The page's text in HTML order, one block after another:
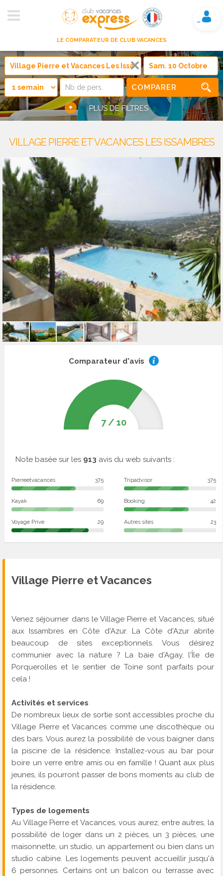
LE COMPARATEUR DE CLUB VACANCES
Mon compte
COMPARER
+ PLUS DE FILTRES
VILLAGE PIERRE ET VACANCES LES ISSAMBRES
Comparateur d'avis
7/ 10
Note basée sur les 913 avis du web suivants :
Pierreetvacances 375 Tripadvisor 375
Kayak 69 Booking 42
Voyage Prive 29 Autres sites 23
Village Pierre et Vacances
Venez séjourner dans le Village Pierre et Vacances, situé
aux Issambres en Côte d'Azur. La Côte d'Azur abrite
beaucoup de sites exceptionnels. Vous désirez
communier avec la nature ? La baie d'Agay, l'Île de
Porquerolles et le sentier de Toine sont parfaits pour
cela !
Activités et services
De nombreux lieux de sortie sont accessibles proche du
Village Pierre et Vacances comme une discothèque ou
des bars. Vous aurez la possibilité de vous baigner dans
la piscine de la résidence. Installez-vous au bar pour
boire un verre entre amis ou en famille ! Quant aux plus
jeunes, ils pourront passer de bons moments au club de
la résidence.
Types de logements
Au Village Pierre et Vacances, vous aurez, entre autres, la
possibilité de loger dans un 2 pièces, un 3 pièces, une
maisonnette, un studio, un appartement ou bien dans un
studio cabine. Les logements peuvent accueillir jusqu'à
6 personnes. Certains ont un balcon ou terrasse avec